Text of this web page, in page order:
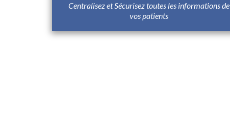
Centralisez et Sécurisez toutes les informations de
vos patients